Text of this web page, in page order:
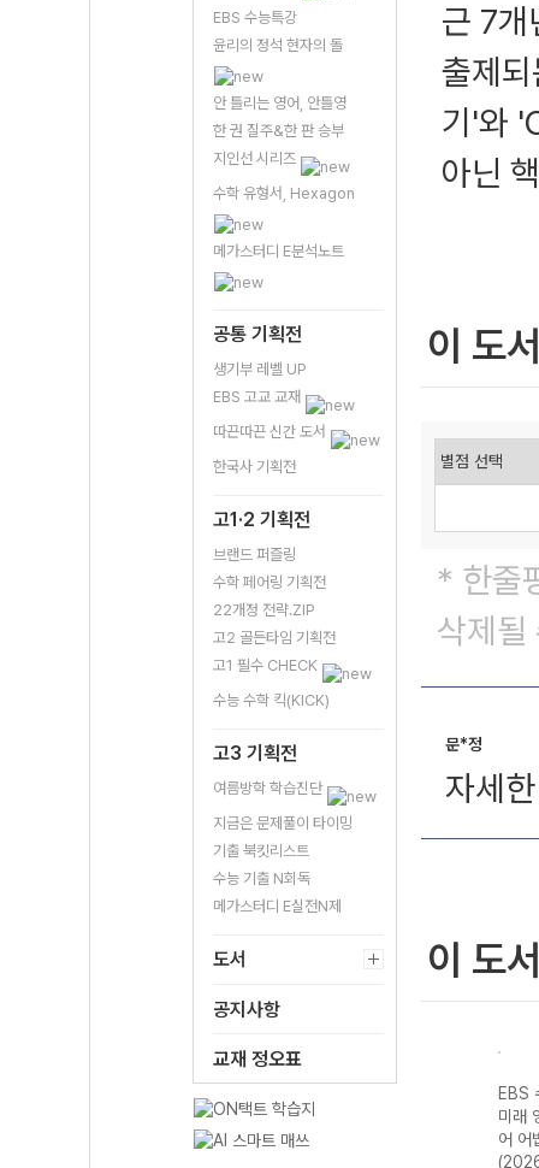
EBS 수능특강
윤리의 정석 현자의 돌
안 틀리는 영어, 안틀영
한 권 질주&한 판 승부
지인선 시리즈
수학 유형서, Hexagon
메가스터디 E분석노트
공통 기획전
생기부 레벨 UP
EBS 고교 교재
따끈따끈 신간 도서
한국사 기획전
고1·2 기획전
브랜드 퍼즐링
수학 페어링 기획전
22개정 전략.ZIP
고2 골든타임 기획전
고1 필수 CHECK
수능 수학 킥(KICK)
고3 기획전
여름방학 학습진단
지금은 문제풀이 타이밍
기출 북킷리스트
수능 기출 N회독
메가스터디 E실전N제
도서
공지사항
교재 정오표
근 7개
출제
기'와
아닌
이 도
* 한줄
삭제될
문*정
자세
이 도
미래 수학영역 확
률과 통계 (2026
EBS
미래
어 어